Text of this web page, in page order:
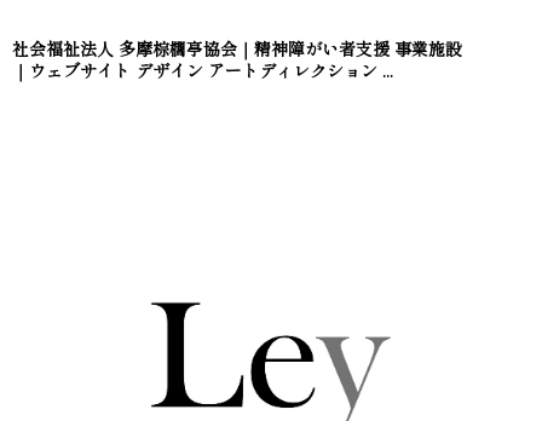
社会福祉法人 多摩棕櫚亭協会｜精神障がい者支援 事業施設
｜ウェブサイト デザイン アートディレクション ...